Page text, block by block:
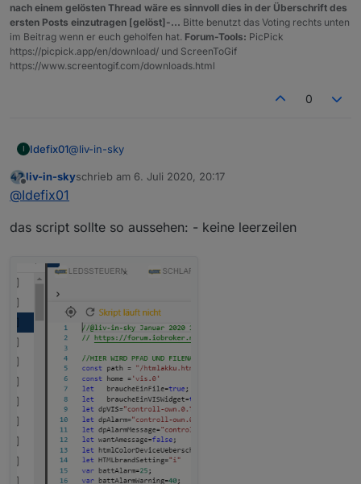
nach einem gelösten Thread wäre es sinnvoll dies in der Überschrift des
ersten Posts einzutragen [gelöst]-... Bitte benutzt das Voting rechts unten
im Beitrag wenn er euch geholfen hat. Forum-Tools: PicPick
https://picpick.app/en/download/ und ScreenToGif
https://www.screentogif.com/downloads.html
0
I Idefix01@liv-in-sky
Offline
liv-in-skyschrieb am 6. Juli 2020, 20:17
zuletzt editiert von
@Idefix01
das script sollte so aussehen: - keine leerzeilen